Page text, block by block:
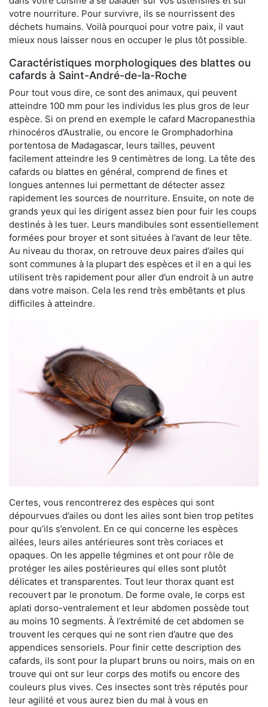
votre nourriture. Pour survivre, ils se nourrissent des
déchets humains. Voilà pourquoi pour votre paix, il vaut
mieux nous laisser nous en occuper le plus tôt possible.
Caractéristiques morphologiques des blattes ou
cafards à Saint-André-de-la-Roche
Pour tout vous dire, ce sont des animaux, qui peuvent
atteindre 100 mm pour les individus les plus gros de leur
espèce. Si on prend en exemple le cafard Macropanesthia
rhinocéros d’Australie, ou encore le Gromphadorhina
portentosa de Madagascar, leurs tailles, peuvent
facilement atteindre les 9 centimètres de long. La tête des
cafards ou blattes en général, comprend de fines et
longues antennes lui permettant de détecter assez
rapidement les sources de nourriture. Ensuite, on note de
grands yeux qui les dirigent assez bien pour fuir les coups
destinés à les tuer. Leurs mandibules sont essentiellement
formées pour broyer et sont situées à l’avant de leur tête.
Au niveau du thorax, on retrouve deux paires d’ailes qui
sont communes à la plupart des espèces et il en a qui les
utilisent très rapidement pour aller d’un endroit à un autre
dans votre maison. Cela les rend très embêtants et plus
difficiles à atteindre.
Certes, vous rencontrerez des espèces qui sont
dépourvues d’ailes ou dont les ailes sont bien trop petites
pour qu’ils s’envolent. En ce qui concerne les espèces
ailées, leurs ailes antérieures sont très coriaces et
opaques. On les appelle tégmines et ont pour rôle de
protéger les ailes postérieures qui elles sont plutôt
délicates et transparentes. Tout leur thorax quant est
recouvert par le pronotum. De forme ovale, le corps est
aplati dorso-ventralement et leur abdomen possède tout
au moins 10 segments. À l’extrémité de cet abdomen se
trouvent les cerques qui ne sont rien d’autre que des
appendices sensoriels. Pour finir cette description des
cafards, ils sont pour la plupart bruns ou noirs, mais on en
trouve qui ont sur leur corps des motifs ou encore des
couleurs plus vives. Ces insectes sont très réputés pour
leur agilité et vous aurez bien du mal à vous en